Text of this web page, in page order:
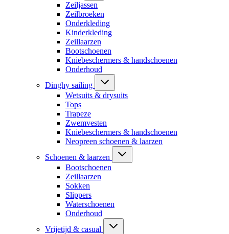
Zeiljassen
Zeilbroeken
Onderkleding
Kinderkleding
Zeillaarzen
Bootschoenen
Kniebeschermers & handschoenen
Onderhoud
Dinghy sailing
Wetsuits & drysuits
Tops
Trapeze
Zwemvesten
Kniebeschermers & handschoenen
Neopreen schoenen & laarzen
Schoenen & laarzen
Bootschoenen
Zeillaarzen
Sokken
Slippers
Waterschoenen
Onderhoud
Vrijetijd & casual